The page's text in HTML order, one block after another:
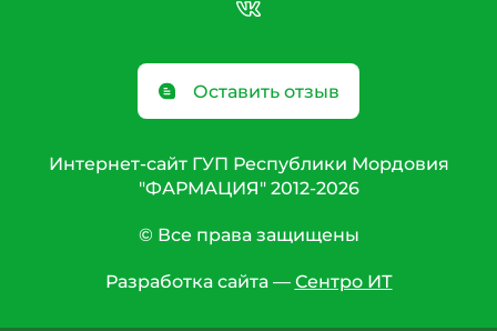
Оставить отзыв
Интернет-сайт ГУП Республики Мордовия
"ФАРМАЦИЯ" 2012-2026
© Все права защищены
Разработка сайта — Сентро ИТ